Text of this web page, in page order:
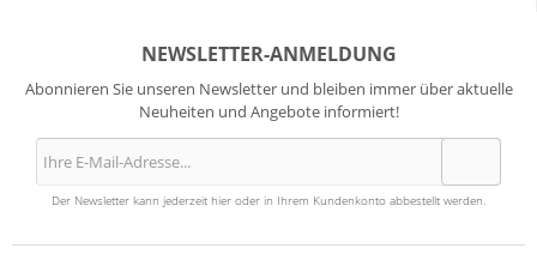
NEWSLETTER-ANMELDUNG
Abonnieren Sie unseren Newsletter und bleiben immer über aktuelle
Neuheiten und Angebote informiert!
Der Newsletter kann jederzeit hier oder in Ihrem Kundenkonto abbestellt werden.